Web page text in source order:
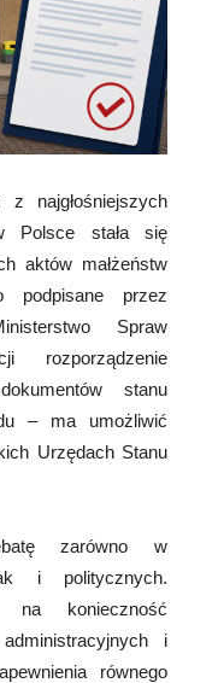
najgłośniejszych
Polsce stała się
aktów małżeństw
podpisane przez
Spraw
rozporządzenie
stanu
– ma umożliwić
Urzędach Stanu
zarówno w
i politycznych.
na konieczność
i
równego